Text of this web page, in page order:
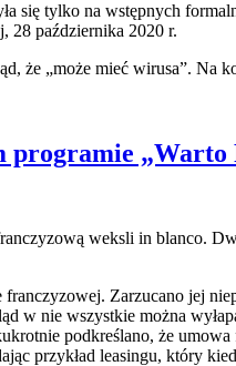
się tylko na wstępnych
28 października 2020 r.
że „może mieć wirusa”. Na
programie „Warto
weksli in blanco.
Zarzucano jej
w nie wszystkie można
podkreślano, że
przykład leasingu, który